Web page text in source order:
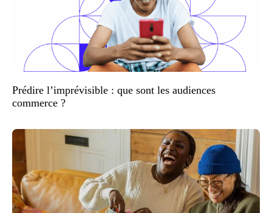
Prédire l’imprévisible : que sont les audiences
commerce ?